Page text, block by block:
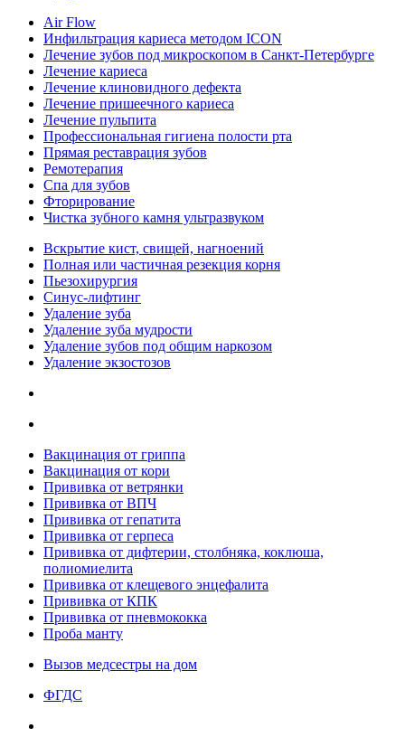
Air Flow
Инфильтрация кариеса методом ICON
Лечение зубов под микроскопом в Санкт-Петербурге
Лечение кариеса
Лечение клиновидного дефекта
Лечение пришеечного кариеса
Лечение пульпита
Профессиональная гигиена полости рта
Прямая реставрация зубов
Ремотерапия
Спа для зубов
Фторирование
Чистка зубного камня ультразвуком
Вскрытие кист, свищей, нагноений
Полная или частичная резекция корня
Пьезохирургия
Синус-лифтинг
Удаление зуба
Удаление зуба мудрости
Удаление зубов под общим наркозом
Удаление экзостозов
Вакцинация от гриппа
Вакцинация от кори
Прививка от ветрянки
Прививка от ВПЧ
Прививка от гепатита
Прививка от герпеса
Прививка от дифтерии, столбняка, коклюша,
полиомиелита
Прививка от клещевого энцефалита
Прививка от КПК
Прививка от пневмококка
Проба манту
Вызов медсестры на дом
ФГДС